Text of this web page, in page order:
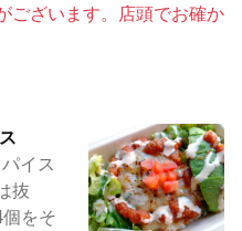
ございます。店頭でお確か
イス
抜
をそ